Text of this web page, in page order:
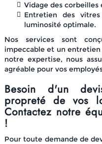
Vidage des corbeilles
Entretien des
luminosité optimale.
Nos services sont
impeccable et un entretien
notre expertise, nous
agréable pour vos
Besoin d'un
propreté de vos
Contactez notre
!
Pour toute demande de